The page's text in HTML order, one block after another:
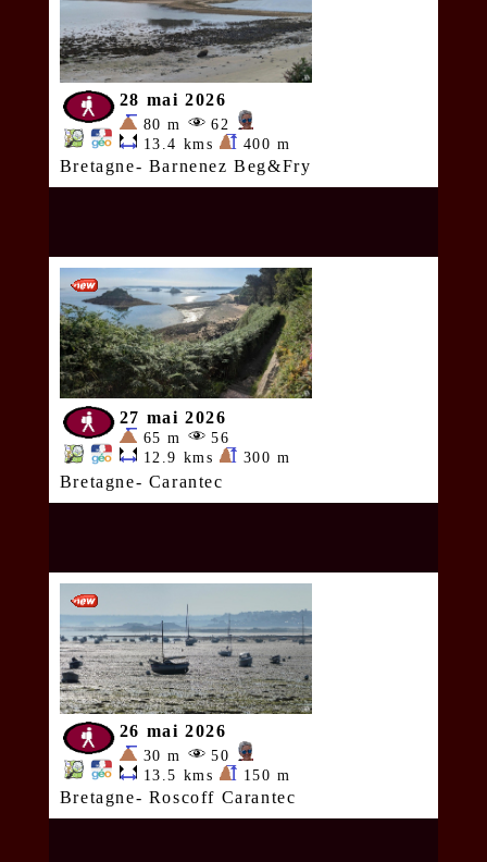
28 mai 2026
80 m
62
13.4 kms
400 m
Bretagne- Barnenez Beg&Fry
27 mai 2026
65 m
56
12.9 kms
300 m
Bretagne- Carantec
26 mai 2026
30 m
50
13.5 kms
150 m
Bretagne- Roscoff Carantec